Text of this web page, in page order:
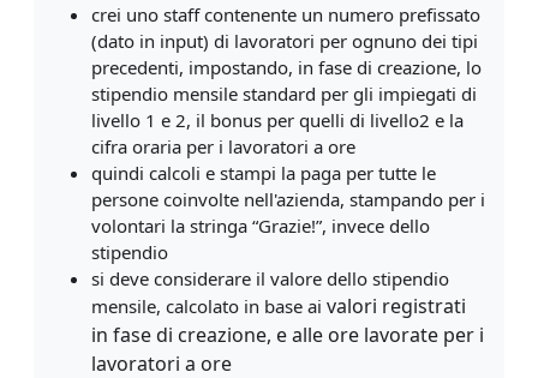
crei uno staff contenente un numero prefissato
(dato in input) di lavoratori per ognuno dei tipi
precedenti, impostando, in fase di creazione, lo
stipendio mensile standard per gli impiegati di
livello 1 e 2, il bonus per quelli di livello2 e la
cifra oraria per i lavoratori a ore
quindi calcoli e stampi la paga per tutte le
persone coinvolte nell'azienda, stampando per i
volontari la stringa “Grazie!”, invece dello
stipendio
si deve considerare il valore dello stipendio
mensile, calcolato in base ai valori registrati
in fase di creazione, e alle ore lavorate per i
lavoratori a ore